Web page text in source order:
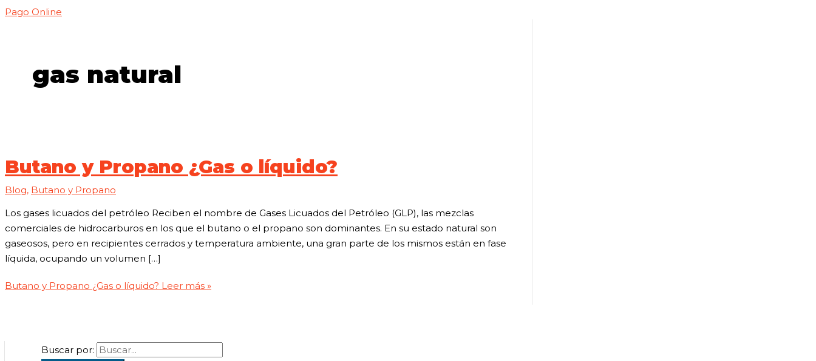
Pago Online
gas natural
Butano y Propano ¿Gas o líquido?
Blog, Butano y Propano
Los gases licuados del petróleo Reciben el nombre de Gases Licuados del Petróleo (GLP), las mezclas
comerciales de hidrocarburos en los que el butano o el propano son dominantes. En su estado natural son
gaseosos, pero en recipientes cerrados y temperatura ambiente, una gran parte de los mismos están en fase
líquida, ocupando un volumen […]
Butano y Propano ¿Gas o líquido? Leer más »
Buscar por: